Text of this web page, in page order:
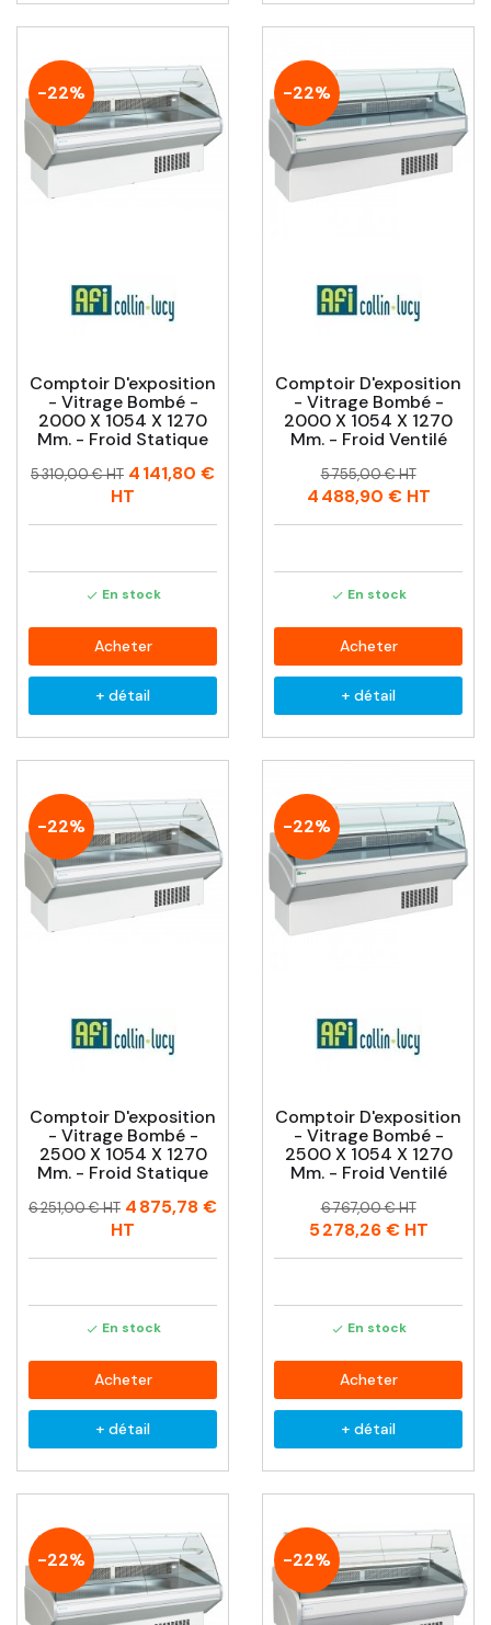
-22%
Comptoir D'exposition
- Vitrage Bombé -
2000 X 1054 X 1270
Mm. - Froid Statique
Prix
Prix
5 310,00 € HT 4 141,80 €
HT
 En stock
Acheter
+ détail
-22%
Comptoir D'exposition
- Vitrage Bombé -
2000 X 1054 X 1270
Mm. - Froid Ventilé
Prix
Prix
habituel
5 755,00 € HT
4 488,90 €HT
 En stock
Acheter
+ détail
-22%
Comptoir D'exposition
- Vitrage Bombé -
2500 X 1054 X 1270
Mm. - Froid Statique
Prix
Prix
6 251,00 € HT 4 875,78 €
HT
 En stock
Acheter
+ détail
-22%
Comptoir D'exposition
- Vitrage Bombé -
2500 X 1054 X 1270
Mm. - Froid Ventilé
Prix
Prix
habituel
6 767,00 € HT
5 278,26 €HT
 En stock
Acheter
+ détail
-22% -22%